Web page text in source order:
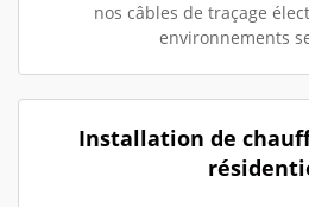
nos câbles de traçage
environnements
Installation de